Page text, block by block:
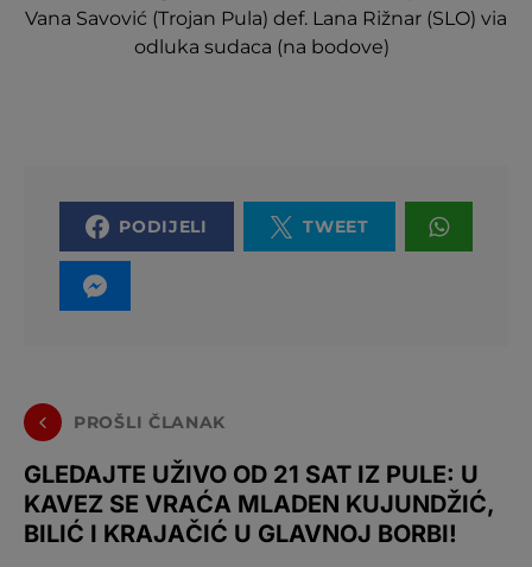
Vana Savović (Trojan Pula) def. Lana Rižnar (SLO) via
odluka sudaca (na bodove)
PODIJELI TWEET
PROŠLI ČLANAK
GLEDAJTE UŽIVO OD 21 SAT IZ PULE: U
KAVEZ SE VRAĆA MLADEN KUJUNDŽIĆ,
BILIĆ I KRAJAČIĆ U GLAVNOJ BORBI!